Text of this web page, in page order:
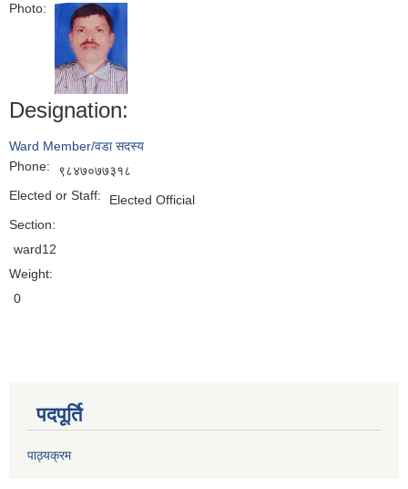
Photo:
Designation:
Ward Member/वडा सदस्य
Phone:
९८४७०७७३१८
Elected or Staff:
Elected Official
Section:
ward12
Weight:
0
पदपूर्ति
पाठ्यक्रम